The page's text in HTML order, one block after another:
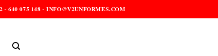
640 075 148 - INFO@V2UNFORMES.COM